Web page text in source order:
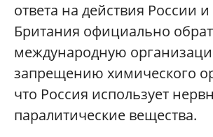
ответа на действия России и
Британия официально
международную
запрещению химического
что Россия использует
паралитические вещества.